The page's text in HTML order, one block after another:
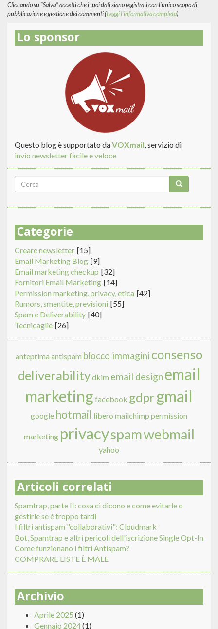
Cliccando su "Salva" accetti che i tuoi dati siano registrati con l'unico scopo di
pubblicazione e gestione dei commenti (Leggi l'informativa completa)
Lo sponsor
Questo blog è supportato daVOXmail, servizio di
invio newsletter facile e veloce
Form
di
ricerca
Categorie
Creare newsletter [15]
Email Marketing Blog [9]
Email marketing checkup [32]
Fornitori Email Marketing [14]
Permission marketing, privacy, etica [42]
Rumors, smentite, previsioni [55]
Spam e Deliverability [40]
Tecnicaglie [26]
anteprima antispam blocco immagini consenso
deliverabilitydkim email design email
marketing facebook gdpr gmail
google hotmail libero mailchimp permission
marketing privacyspamwebmail
yahoo
Articoli correlati
Spamtrap, parte II: cosa ci dicono e come evitarle o
gestirle se è troppo tardi
I filtri antispam "collaborativi": Cloudmark
Bot, Spamtrap e altri pericoli dell'iscrizione Single Opt-In
Come funzionano i filtri Antispam?
COMPRARE LISTE È MALE
Archivio
Aprile 2025 (1)
Gennaio 2024(1)